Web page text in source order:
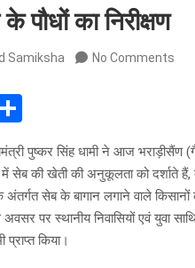
पौधों का निरीक्षण
Samiksha No Comments
el h
ar
e
पुष्कर सिंह धामी ने आज भराड़ीसैंण
सेब की खेती की अनुकूलता को दर्शाते हैं,
अंतर्गत सेब के बागान लगाने वाले
पर स्थानीय निवासियों एवं युवा
किया।